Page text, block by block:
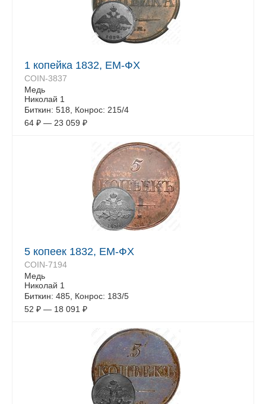
1 копейка 1832, ЕМ-ФХ
COIN-3837
Медь
Николай 1
Биткин: 518, Конрос: 215/4
64 ₽ — 23 059 ₽
5 копеек 1832, ЕМ-ФХ
COIN-7194
Медь
Николай 1
Биткин: 485, Конрос: 183/5
52 ₽ — 18 091 ₽